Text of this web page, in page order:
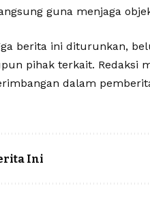
guna menjaga
berita ini diturunkan,
pihak terkait. Redaksi
dalam
Ini